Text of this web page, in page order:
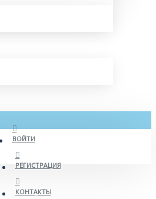
ВОЙТИ
РЕГИСТРАЦИЯ
КОНТАКТЫ